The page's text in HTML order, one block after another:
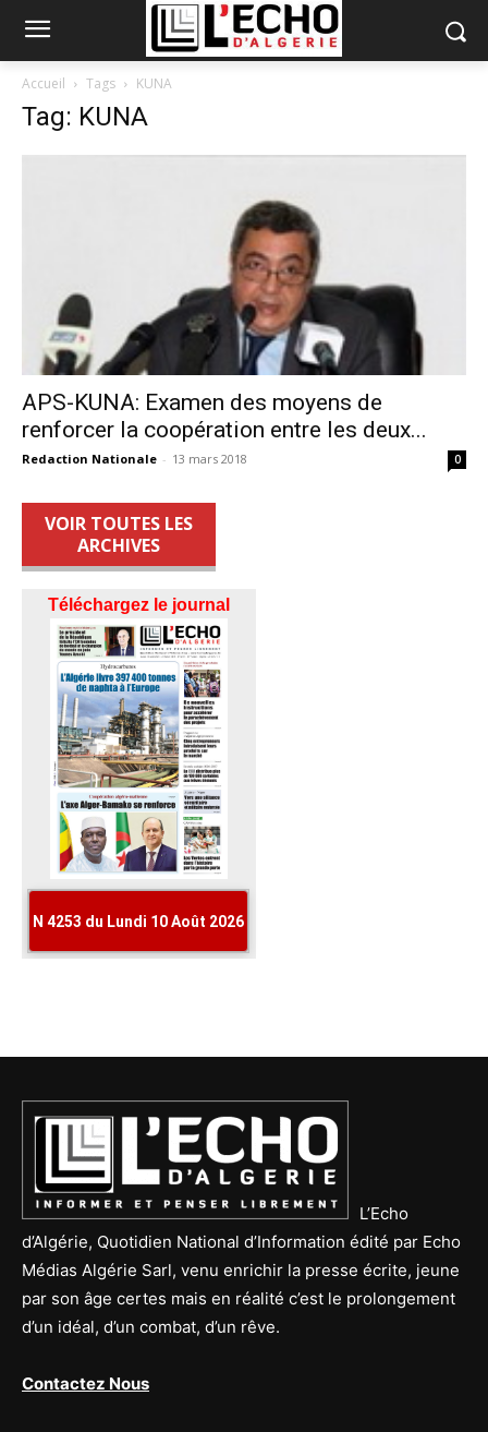
Accueil Tags KUNA
Tag: KUNA
APS-KUNA: Examen des moyens de
renforcer la coopération entre les deux...
Redaction Nationale - 13 mars 2018 0
VOIR TOUTES LES
ARCHIVES
L’Echo
d’Algérie, Quotidien National d’Information édité par Echo
Médias Algérie Sarl, venu enrichir la presse écrite, jeune
par son âge certes mais en réalité c’est le prolongement
d’un idéal, d’un combat, d’un rêve.
Contactez Nous